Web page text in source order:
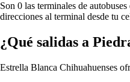
Son 0 las terminales de
direcciones al terminal desde tu
¿Qué salidas a
Estrella Blanca Chihuahuenses